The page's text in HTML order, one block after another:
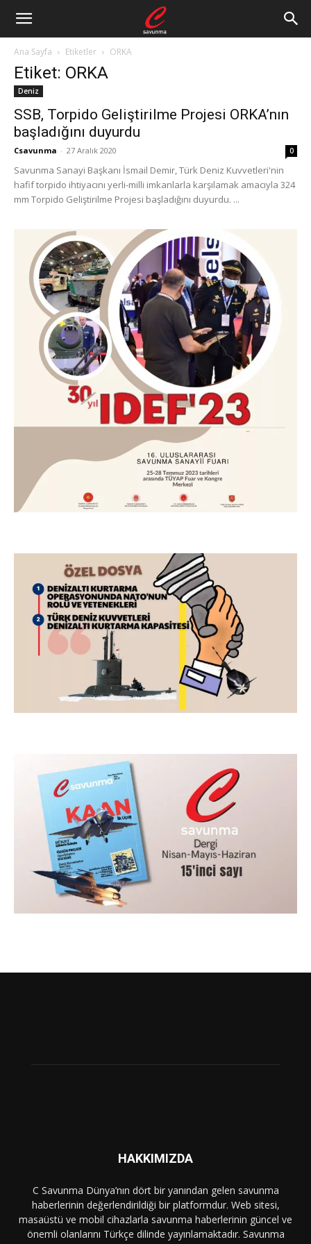
Ana Sayfa Etiketler ORKA
Etiket: ORKA
Deniz
SSB, Torpido Geliştirilme Projesi ORKA’nın
başladığını duyurdu
Csavunma - 27 Aralık 2020 0
Savunma Sanayi Başkanı İsmail Demir, Türk Deniz Kuvvetleri'nin
hafif torpido ihtiyacını yerli-milli imkanlarla karşılamak amacıyla 324
mm Torpido Geliştirilme Projesi başladığını duyurdu. ...
HAKKIMIZDA
C Savunma Dünya’nın dört bir yanından gelen savunma
haberlerinin değerlendirildiği bir platformdur. Web sitesi,
masaüstü ve mobil cihazlarla savunma haberlerinin güncel ve
önemli olanlarını Türkçe dilinde yayınlamaktadır. Savunma